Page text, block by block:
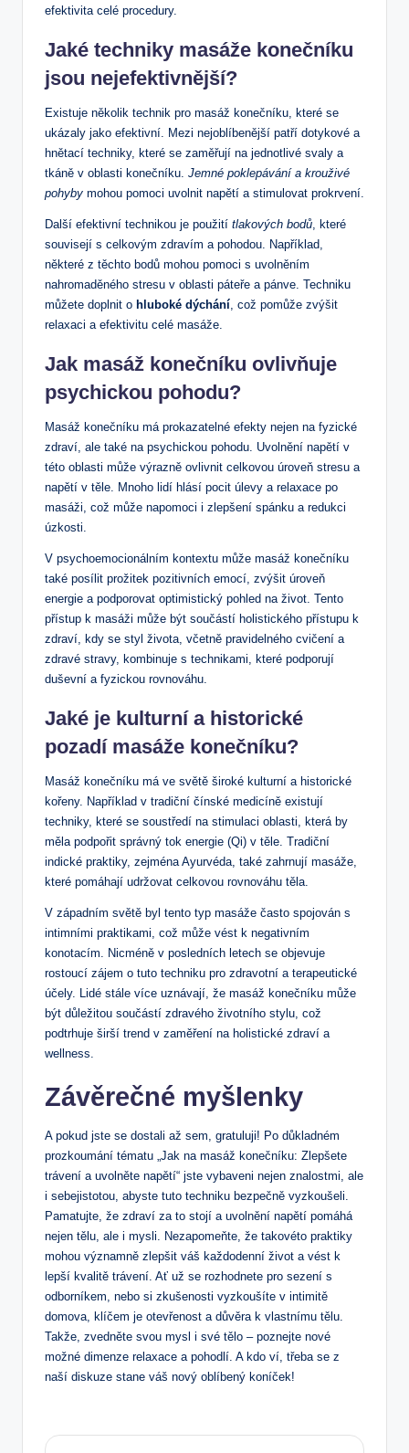
efektivita celé procedury.
Jaké techniky masáže konečníku
jsou nejefektivnější?
Existuje několik technik pro masáž konečníku, které se
ukázaly jako efektivní. Mezi nejoblíbenější patří dotykové a
hnětací techniky, které se zaměřují na jednotlivé svaly a
tkáně v oblasti konečníku. Jemné poklepávání a krouživé
pohyby mohou pomoci uvolnit napětí a stimulovat prokrvení.
Další efektivní technikou je použití tlakových bodů , které
souvisejí s celkovým zdravím a pohodou. Například,
některé z těchto bodů mohou pomoci s uvolněním
nahromaděného stresu v oblasti páteře a pánve. Techniku
můžete doplnit o hluboké dýchání , což pomůže zvýšit
relaxaci a efektivitu celé masáže.
Jak masáž konečníku ovlivňuje
psychickou pohodu?
Masáž konečníku má prokazatelné efekty nejen na fyzické
zdraví, ale také na psychickou pohodu. Uvolnění napětí v
této oblasti může výrazně ovlivnit celkovou úroveň stresu a
napětí v těle. Mnoho lidí hlásí pocit úlevy a relaxace po
masáži, což může napomoci i zlepšení spánku a redukci
úzkosti.
V psychoemocionálním kontextu může masáž konečníku
také posílit prožitek pozitivních emocí, zvýšit úroveň
energie a podporovat optimistický pohled na život. Tento
přístup k masáži může být součástí holistického přístupu k
zdraví, kdy se styl života, včetně pravidelného cvičení a
zdravé stravy, kombinuje s technikami, které podporují
duševní a fyzickou rovnováhu.
Jaké je kulturní a historické
pozadí masáže konečníku?
Masáž konečníku má ve světě široké kulturní a historické
kořeny. Například v tradiční čínské medicíně existují
techniky, které se soustředí na stimulaci oblasti, která by
měla podpořit správný tok energie (Qi) v těle. Tradiční
indické praktiky, zejména Ayurvéda, také zahrnují masáže,
které pomáhají udržovat celkovou rovnováhu těla.
V západním světě byl tento typ masáže často spojován s
intimními praktikami, což může vést k negativním
konotacím. Nicméně v posledních letech se objevuje
rostoucí zájem o tuto techniku pro zdravotní a terapeutické
účely. Lidé stále více uznávají, že masáž konečníku může
být důležitou součástí zdravého životního stylu, což
podtrhuje širší trend v zaměření na holistické zdraví a
wellness.
Závěrečné myšlenky
A pokud jste se dostali až sem, gratuluji! Po důkladném
prozkoumání tématu „Jak na masáž konečníku: Zlepšete
trávení a uvolněte napětí“ jste vybaveni nejen znalostmi, ale
i sebejistotou, abyste tuto techniku bezpečně vyzkoušeli.
Pamatujte, že zdraví za to stojí a uvolnění napětí pomáhá
nejen tělu, ale i mysli. Nezapomeňte, že takovéto praktiky
mohou významně zlepšit váš každodenní život a vést k
lepší kvalitě trávení. Ať už se rozhodnete pro sezení s
odborníkem, nebo si zkušenosti vyzkoušíte v intimitě
domova, klíčem je otevřenost a důvěra k vlastnímu tělu.
Takže, zvedněte svou mysl i své tělo – poznejte nové
možné dimenze relaxace a pohodlí. A kdo ví, třeba se z
naší diskuze stane váš nový oblíbený koníček!